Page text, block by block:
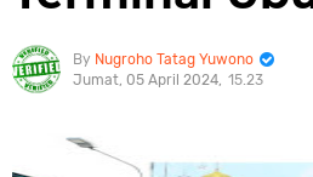
Nugroho Tatag Yuwono
Jumat, 05 April 2024 15.23